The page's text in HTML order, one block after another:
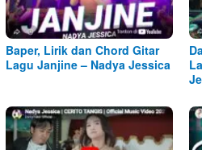
Baper, Lirik dan Chord Gitar
Lagu Janjine – Nadya Jessica